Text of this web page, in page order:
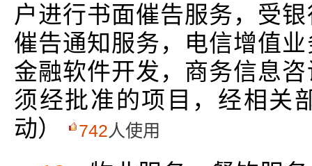
户进行书面催告服务，受
催告通知服务，电信增值
金融软件开发，商务信息
须经批准的项目，经相关
动）
742人使用